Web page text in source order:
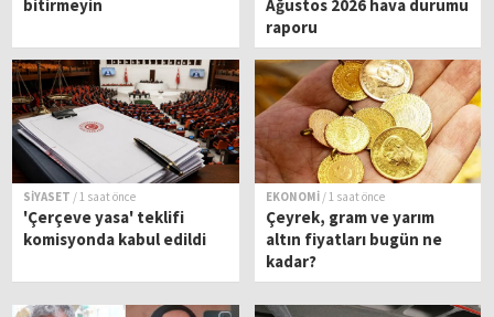
bitirmeyin
Ağustos 2026 hava durumu
raporu
SİYASET / 1 saat önce
'Çerçeve yasa' teklifi
komisyonda kabul edildi
EKONOMİ / 1 saat önce
Çeyrek, gram ve yarım
altın fiyatları bugün ne
kadar?